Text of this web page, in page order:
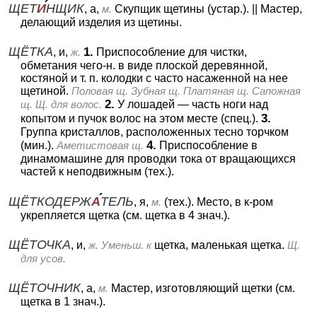
ЩЕТИНЩИК, а, м. Скупщик щетины (устар.).
Мастер,
делающий изделия из щетины.
ЩЁТКА, и, ж. 1. Приспособление для чистки,
обметания чего-н. в виде плоской деревянной,
костяной и т. п. колодки с часто насаженной на нее
щетиной. Половая щ. Зубная щ. Платяная щ. Сапожная
щ. Щ. для волос. 2. У лошадей — часть ноги над
копытом и пучок волос на этом месте (спец.). 3.
Группа кристаллов, расположенных тесно торчком
(мин.). Аметистовая щ. 4. Приспособление в
динамомашине для проводки тока от вращающихся
частей к неподвижным (тех.).
ЩЁТКОДЕРЖАТЕЛЬ, я, м. (тех.). Место, в к-ром
укрепляется щетка (см. щетка в 4 знач.).
ЩЁТОЧКА, и, ж. Уменьш. к щетка, маленькая щетка. Щ.
для усов.
ЩЁТОЧНИК, а, м. Мастер, изготовляющий щетки (см.
щетка в 1 знач.).